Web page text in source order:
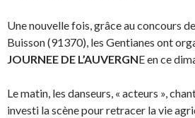
Une nouvelle fois, grâce au concours
Buisson (91370), les Gentianes ont
JOURNEE DE L’AUVERGNE en ce
Le matin, les danseurs, « acteurs »,
investi la scène pour retracer la vie